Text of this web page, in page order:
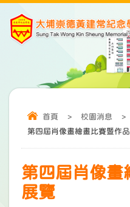
首頁 > 校園消息 >
第四屆肖像畫繪畫比賽暨作
第四屆肖像畫
展覽